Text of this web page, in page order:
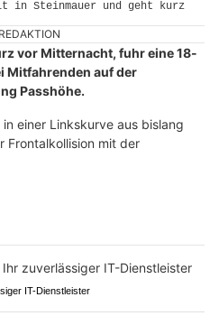
vor Mitternacht, fuhr eine 18-
Mitfahrenden auf der
Passhöhe.
einer Linkskurve aus bislang
Frontalkollision mit der
IT-Dienstleister